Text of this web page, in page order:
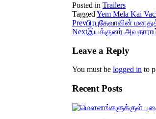
Posted in Trailers
Tagged Yem Mela Kai
Prevபிரபுதேவாவின்
Nextஇயக்குனர்
Leave a Reply
You must be logged in to
Recent Posts